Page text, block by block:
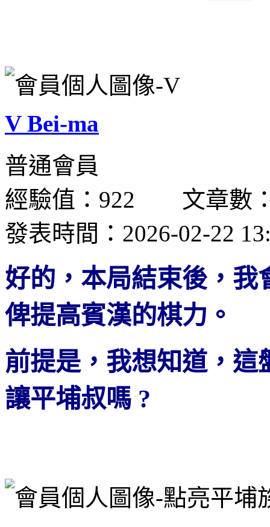
V Bei-ma
普通會員
經驗值：922 文章數
發表時間：2026-02-22
好的，本局結束後，我
俾提高賓漢的棋力。
前提是，我想知道，這
讓平埔叔嗎 ?